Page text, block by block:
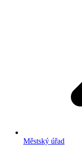
Městský úřad